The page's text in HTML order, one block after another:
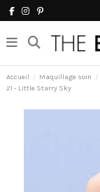
Accueil Maquillage soin
21 - Little Starry Sky